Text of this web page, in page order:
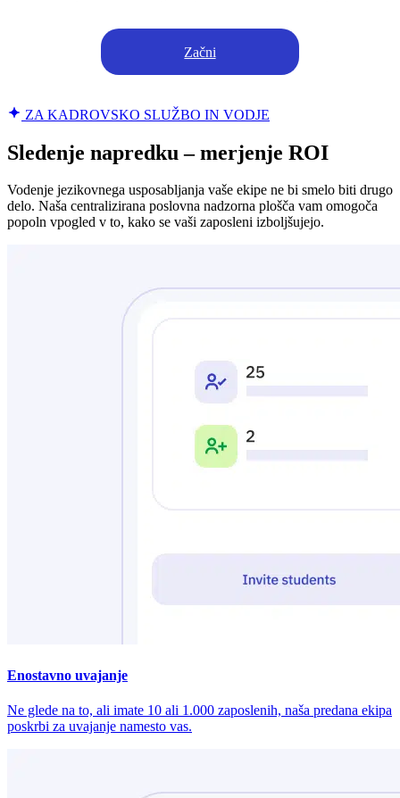
Začni
ZA KADROVSKO SLUŽBO IN VODJE
Sledenje napredku – merjenje ROI
Vodenje jezikovnega usposabljanja vaše ekipe ne bi smelo biti drugo
delo. Naša centralizirana poslovna nadzorna plošča vam omogoča
popoln vpogled v to, kako se vaši zaposleni izboljšujejo.
Enostavno uvajanje
Ne glede na to, ali imate 10 ali 1.000 zaposlenih, naša predana ekipa
poskrbi za uvajanje namesto vas.